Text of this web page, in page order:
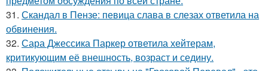
31. Скандал в Пензе: певица слава в слезах ответила на
обвинения.
32. Сара Джессика Паркер ответила хейтерам,
критикующим её внешность, возраст и седину.